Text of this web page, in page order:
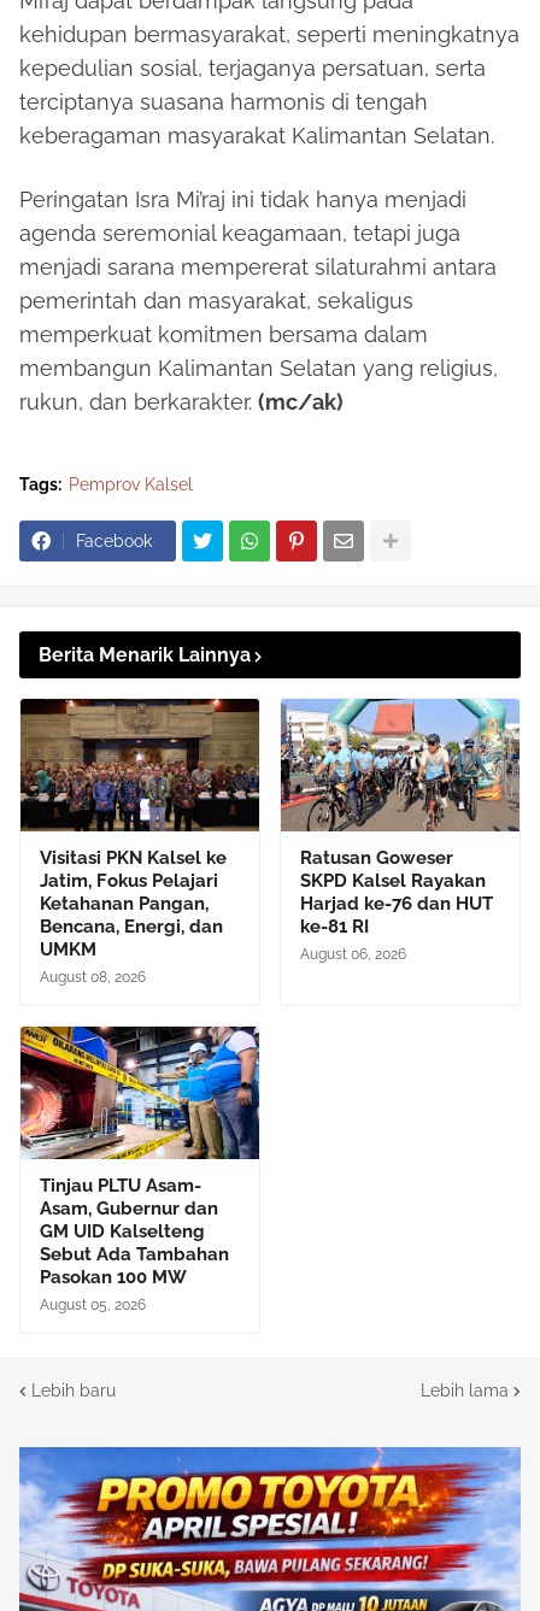
kehidupan bermasyarakat, seperti meningkatnya
kepedulian sosial, terjaganya persatuan, serta
terciptanya suasana harmonis di tengah
keberagaman masyarakat Kalimantan Selatan.
Peringatan Isra Mi’raj ini tidak hanya menjadi
agenda seremonial keagamaan, tetapi juga
menjadi sarana mempererat silaturahmi antara
pemerintah dan masyarakat, sekaligus
memperkuat komitmen bersama dalam
membangun Kalimantan Selatan yang religius,
rukun, dan berkarakter. (mc/ak)
Tags: Pemprov Kalsel
Facebook
Berita Menarik Lainnya
Visitasi PKN Kalsel ke
Jatim, Fokus Pelajari
Ketahanan Pangan,
Bencana, Energi, dan
UMKM
August 08, 2026
Ratusan Goweser
SKPD Kalsel Rayakan
Harjad ke-76 dan HUT
ke-81 RI
August 06, 2026
Tinjau PLTU Asam-
Asam, Gubernur dan
GM UID Kalselteng
Sebut Ada Tambahan
Pasokan 100 MW
August 05, 2026
Lebih baru Lebih lama